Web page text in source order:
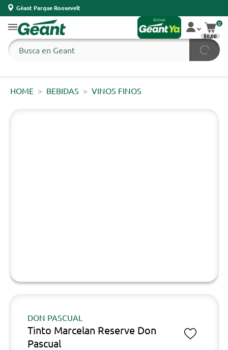
Géant Parque Roosevelt
0
$0,00
HOME BEBIDAS VINOS FINOS
DON PASCUAL
Tinto Marcelan Reserve Don
Pascual